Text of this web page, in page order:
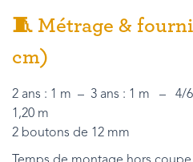
🧵 Métrage &
cm)
2 ans : 1 m – 3 ans : 1 m – 4/
1,20 m
2 boutons de 12 mm